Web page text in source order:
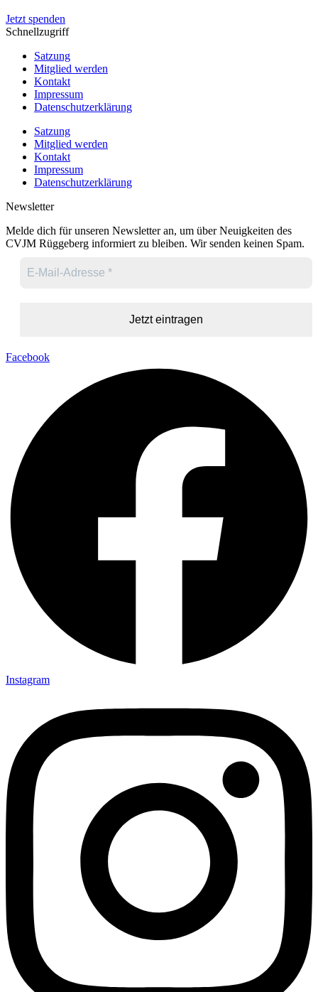
Jetzt spenden
Schnellzugriff
Satzung
Mitglied werden
Kontakt
Impressum
Datenschutzerklärung
Satzung
Mitglied werden
Kontakt
Impressum
Datenschutzerklärung
Newsletter
Melde dich für unseren Newsletter an, um über Neuigkeiten des
CVJM Rüggeberg informiert zu bleiben. Wir senden keinen Spam.
Facebook
Instagram